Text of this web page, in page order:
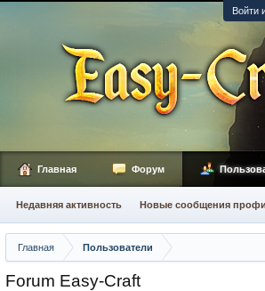
Войти
Главная Пользователи
Forum Easy-Craft
Главная Форум
Недавняя активность Новые сообщения